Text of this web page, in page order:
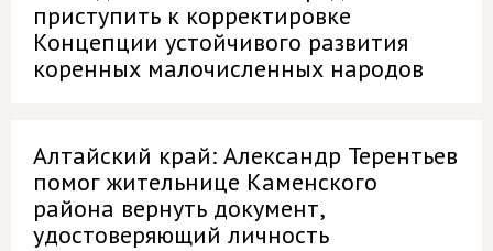
приступить к корректировке
Концепции устойчивого развития
коренных малочисленных народов
Алтайский край: Александр Терентьев
помог жительнице Каменского
района вернуть документ,
удостоверяющий личность